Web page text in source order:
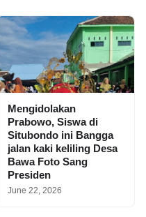
Mengidolakan
Prabowo, Siswa di
Situbondo ini Bangga
jalan kaki keliling Desa
Bawa Foto Sang
Presiden
June 22, 2026